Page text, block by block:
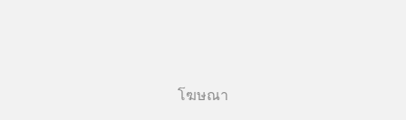
ติดตามสาระดี ๆ อัพเดททุกวันผ่าน Line
โฆษณา